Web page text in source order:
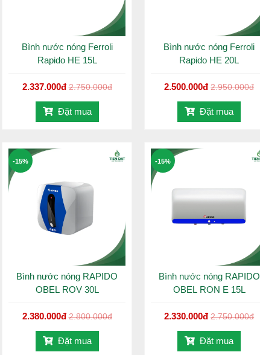
Bình nước nóng Ferroli
Rapido HE 15L
2.337.000đ 2.750.000đ
Đặt mua
Bình nước nóng Ferroli
Rapido HE 20L
2.500.000đ 2.950.000đ
Đặt mua
Bình nước nóng RAPIDO
OBEL ROV 30L
2.380.000đ 2.800.000đ
-15%
Đặt mua
Bình nước nóng RAPIDO
OBEL RON E 15L
2.330.000đ 2.750.000đ
-15%
Đặt mua